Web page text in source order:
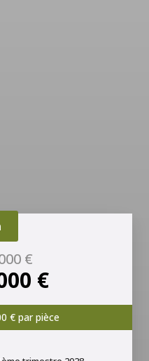
€
€
€ par pièce